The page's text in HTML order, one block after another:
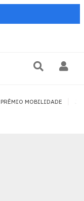
PRÊMIO MOBILIDADE